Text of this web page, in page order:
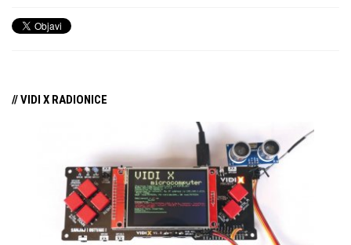
// VIDI X RADIONICE